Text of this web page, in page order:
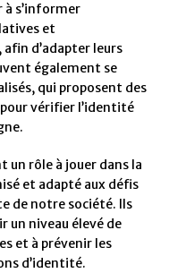
à s’informer
et
d’adapter leurs
également se
qui proposent des
vérifier l’identité
un rôle à jouer dans la
et adapté aux défis
de notre société. Ils
un niveau élevé de
et à prévenir les
d’identité.